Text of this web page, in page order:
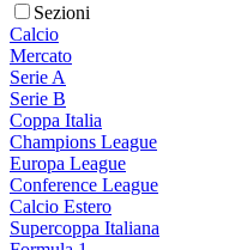
Sezioni
Calcio
Mercato
Serie A
Serie B
Coppa Italia
Champions League
Europa League
Conference League
Calcio Estero
Supercoppa Italiana